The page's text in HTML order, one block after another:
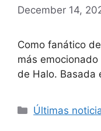
December 14,
Como fanático
más
de Halo. Basada
Categories
Últimas